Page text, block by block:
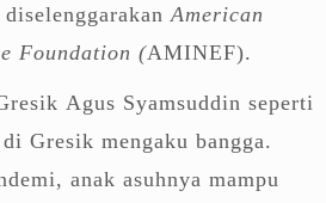
American
Foundation (AMINEF).
Agus Syamsuddin seperti
di Gresik mengaku bangga.
anak asuhnya mampu